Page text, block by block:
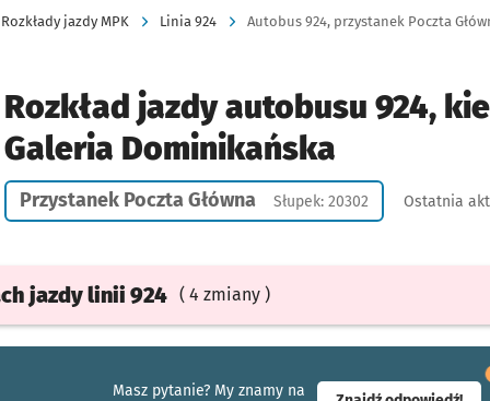
Rozkłady jazdy MPK Linia 924 Autobus 924, przystanek Poczta
Rozkład jazdy autobusu 924,
Galeria Dominikańska
Przystanek Poczta Główna Słupek: 20302 Ostatnia
jazdylinii 924 ( 4 zmiany )
Masz pytanie? My znamy na